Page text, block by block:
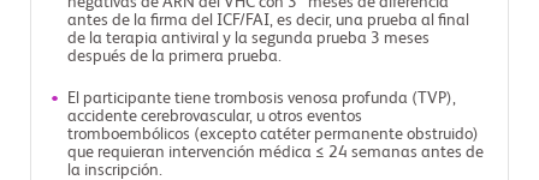
antes de la firma del ICF/FAI, es decir, una prueba al final
de la terapia antiviral y la segunda prueba 3 meses
después de la primera prueba.
El participante tiene trombosis venosa profunda (TVP),
accidente cerebrovascular, u otros eventos
tromboembólicos (excepto catéter permanente obstruido)
que requieran intervención médica ≤ 24 semanas antes de
la inscripción.